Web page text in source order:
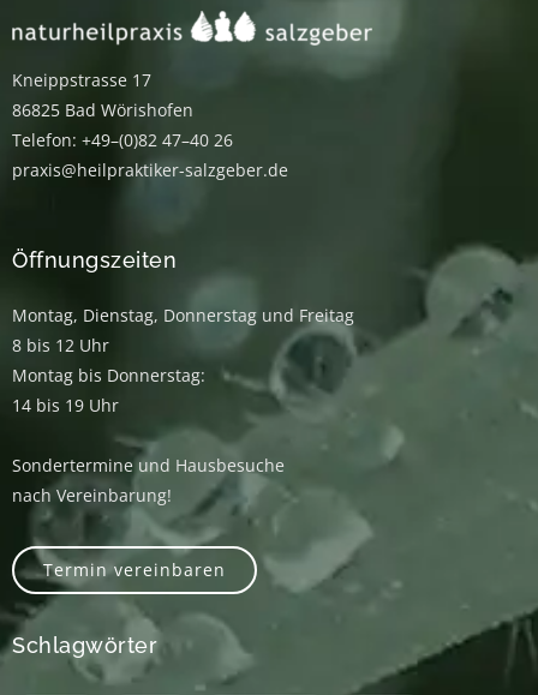
Kneippstrasse 17
86825 Bad Wörishofen
Telefon: +49–(0)82 47–40 26
praxis@heilpraktiker-salzgeber.de
Öffnungszeiten
Montag, Dienstag, Donnerstag und Freitag
8 bis 12 Uhr
Montag bis Donnerstag:
14 bis 19 Uhr
Sondertermine und Hausbesuche
nach Vereinbarung!
Termin vereinbaren
Schlagwörter